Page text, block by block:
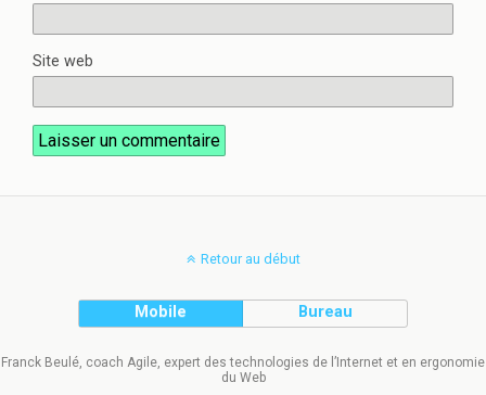
Site web
Retour au début
Mobile Bureau
Franck Beulé, coach Agile, expert des technologies de l’Internet et en ergonomie
du Web